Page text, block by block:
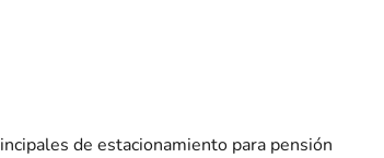
de estacionamiento para pensión